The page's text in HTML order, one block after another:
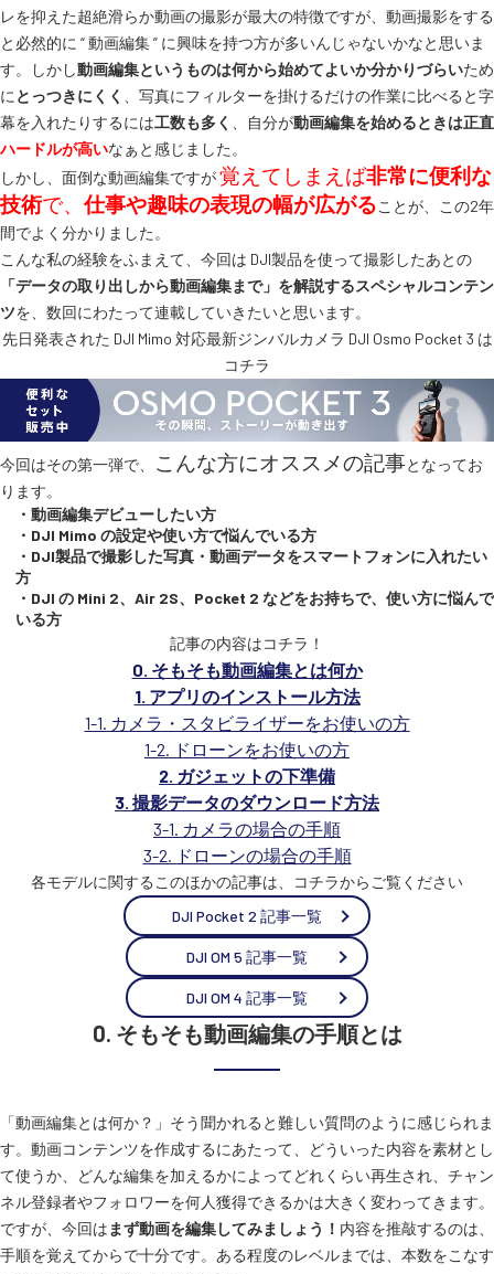
レを抑えた超絶滑らか動画の撮影が最大の特徴ですが、動画撮影をする
と必然的に “ 動画編集 ” に興味を持つ方が多いんじゃないかなと思いま
す。しかし動画編集というものは何から始めてよいか分かりづらいため
に とっつきにくく
、写真にフィルターを掛けるだけの作業に比べると字
幕を入れたりするには工数も多く 、自分が動画編集を始めるときは正直
ハードルが高いなぁと感じました。
しかし、面倒な動画編集ですが覚えてしまえば非常に便利な
技術で、 仕事や趣味の表現の幅が広がることが、この2年
間でよく分かりました。
こんな私の経験をふまえて、今回は DJI製品を使って撮影したあとの
「データの取り出しから動画編集まで」を解説するスペシャルコンテン
ツを、数回にわたって連載していきたいと思います。
先日発表された DJI Mimo 対応最新ジンバルカメラ DJI Osmo Pocket 3 は
コチラ
今回はその第一弾で、 こんな方にオススメの記事となってお
ります。
・動画編集デビューしたい方
・DJI Mimo の設定や使い方で悩んでいる方
・DJI製品で撮影した写真・動画データをスマートフォンに入れたい
方
・DJI の Mini 2、Air 2S、Pocket 2 などをお持ちで、使い方に悩んで
いる方
記事の内容はコチラ！
0. そもそも動画編集とは何か
1. アプリのインストール方法
1-1. カメラ・スタビライザーをお使いの方
1-2. ドローンをお使いの方
2. ガジェットの下準備
3. 撮影データのダウンロード方法
3-1. カメラの場合の手順
3-2. ドローンの場合の手順
各モデルに関するこのほかの記事は、コチラからご覧ください
DJI Pocket 2 記事一覧
DJI OM 5 記事一覧
DJI OM 4 記事一覧
0. そもそも動画編集の手順とは
「動画編集とは何か？」そう聞かれると難しい質問のように感じられま
す。動画コンテンツを作成するにあたって、どういった内容を素材とし
て使うか、どんな編集を加えるかによってどれくらい再生され、チャン
ネル登録者やフォロワーを何人獲得できるかは大きく変わってきます。
ですが、今回はまず動画を編集してみましょう！ 内容を推敲するのは、
手順を覚えてからで十分です。ある程度のレベルまでは、本数をこなす